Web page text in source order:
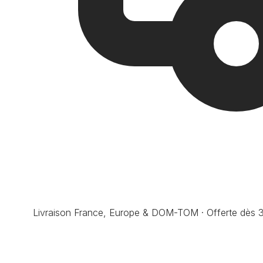
Livraison France, Europe & DOM-TOM · Offerte dès